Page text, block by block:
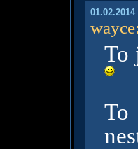
01.02.2014
wayce:
To
To